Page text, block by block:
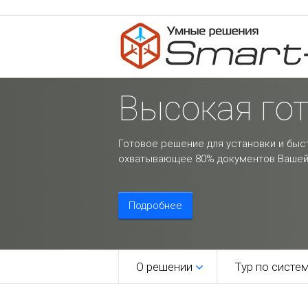
Высокая
Готовое решение для установки и
охватывающее 80% документов
Подробнее
О решении Тур по